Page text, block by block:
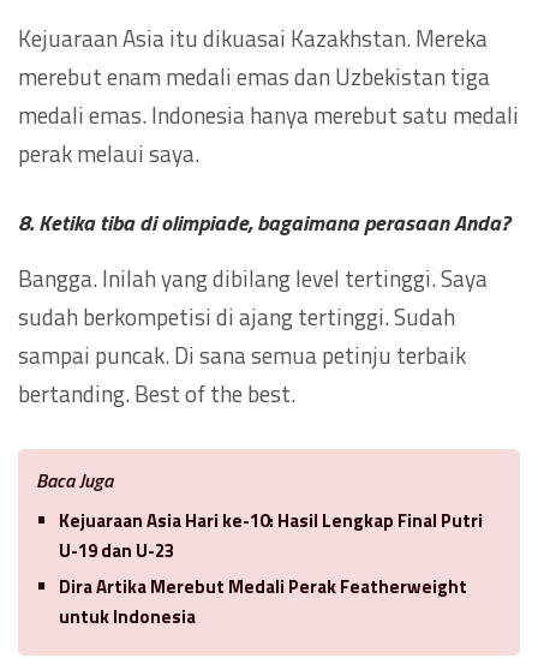
Kejuaraan Asia itu dikuasai Kazakhstan. Mereka
merebut enam medali emas dan Uzbekistan tiga
medali emas. Indonesia hanya merebut satu medali
perak melaui saya.
8. Ketika tiba di olimpiade, bagaimana perasaan Anda?
Bangga. Inilah yang dibilang level tertinggi. Saya
sudah berkompetisi di ajang tertinggi. Sudah
sampai puncak. Di sana semua petinju terbaik
bertanding. Best of the best.
Baca Juga
Kejuaraan Asia Hari ke-10: Hasil Lengkap Final Putri
U-19 dan U-23
Dira Artika Merebut Medali Perak Featherweight
untuk Indonesia